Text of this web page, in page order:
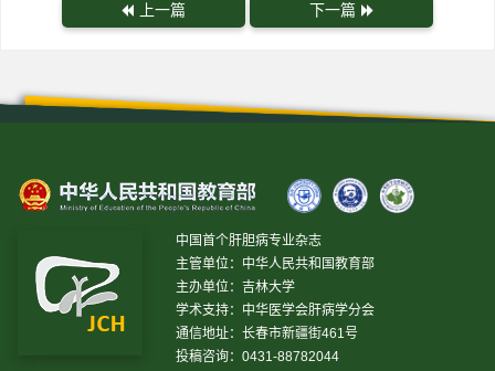
上一篇 下一篇
中国首个肝胆病专业杂志
主管单位：中华人民共和国教育部
主办单位：吉林大学
学术支持：中华医学会肝病学分会
通信地址：长春市新疆街461号
投稿咨询：0431-88782044